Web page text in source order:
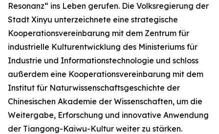
Resonanz“ ins Leben gerufen. Die Volksregierung der
Stadt Xinyu unterzeichnete eine strategische
Kooperationsvereinbarung mit dem Zentrum für
industrielle Kulturentwicklung des Ministeriums für
Industrie und Informationstechnologie und schloss
außerdem eine Kooperationsvereinbarung mit dem
Institut für Naturwissenschaftsgeschichte der
Chinesischen Akademie der Wissenschaften, um die
Weitergabe, Erforschung und innovative Anwendung
der Tiangong-Kaiwu-Kultur weiter zu stärken.